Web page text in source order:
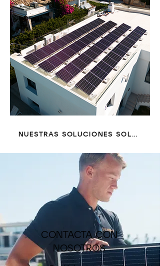
NUESTRAS SOLUCIONES SOLARES
CONTACTA CON
NOSOTROS